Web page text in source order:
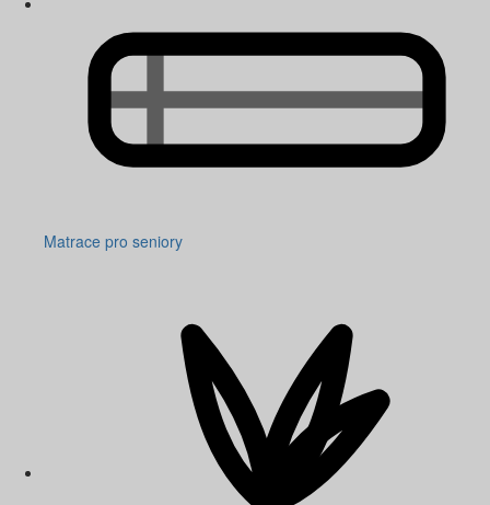
Matrace pro seniory